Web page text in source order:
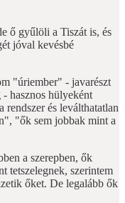
ő gyűlöli a Tiszát is, és
jóval kevésbé
"úriember" - javarészt
hasznos hülyeként
és leválthatatlan
"ők sem jobbak mint a
a szerepben, ők
tetszelegnek, szerintem
őket. De legalább ők